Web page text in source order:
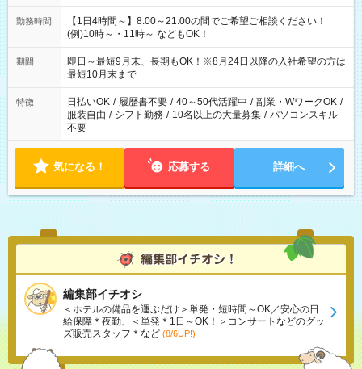
勤務時間
【1日4時間～】8:00～21:00の間でご希望ご相談ください！
(例)10時～・11時～ などもOK！
期間
即日～最短9月末、長期もOK！※8月24日以降の入社希望の方は
最短10月末まで
特徴 日払いOK / 履歴書不要 / 40～50代活躍中 / 副業・WワークOK /
服装自由 / シフト勤務 / 10名以上の大量募集 / パソコンスキル
不要
気になる！ 応募する 詳細へ
編集部イチオシ
＜ホテルの備品を運ぶだけ＞単発・短時間～OK／安心の日
給保障＊夜勤、＜単発＊1日～OK！＞コンサートなどのグッ
ズ販売スタッフ＊など (8/6UP!)